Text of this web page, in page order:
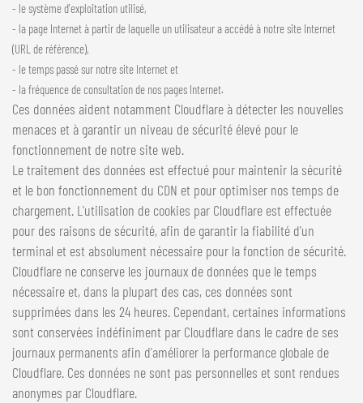
- le système d'exploitation utilisé,
- la page Internet à partir de laquelle un utilisateur a accédé à notre site Internet
(URL de référence),
- le temps passé sur notre site Internet et
- la fréquence de consultation de nos pages Internet.
Ces données aident notamment Cloudflare à détecter les nouvelles
menaces et à garantir un niveau de sécurité élevé pour le
fonctionnement de notre site web.
Le traitement des données est effectué pour maintenir la sécurité
et le bon fonctionnement du CDN et pour optimiser nos temps de
chargement. L'utilisation de cookies par Cloudflare est effectuée
pour des raisons de sécurité, afin de garantir la fiabilité d'un
terminal et est absolument nécessaire pour la fonction de sécurité.
Cloudflare ne conserve les journaux de données que le temps
nécessaire et, dans la plupart des cas, ces données sont
supprimées dans les 24 heures. Cependant, certaines informations
sont conservées indéfiniment par Cloudflare dans le cadre de ses
journaux permanents afin d'améliorer la performance globale de
Cloudflare. Ces données ne sont pas personnelles et sont rendues
anonymes par Cloudflare.